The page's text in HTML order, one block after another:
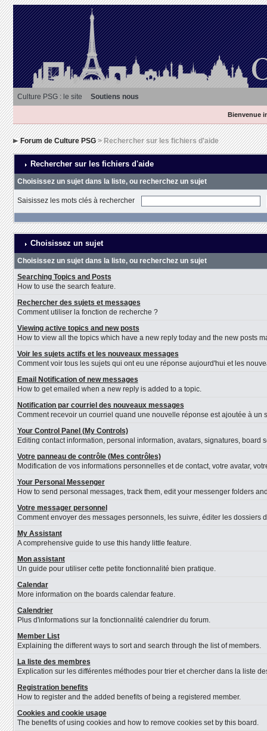
Culture PSG : le site Soutiens nous
Bienvenue
Forum de Culture PSG> Rechercher sur les fichiers d'aide
Rechercher sur les fichiers d'aide
Choisissez un sujet dans la liste, ou recherchez un sujet
Saisissez les mots clés à rechercher
Choisissez un sujet
Choisissez un sujet dans la liste, ou recherchez un sujet
Searching Topics and Posts
How to use the search feature.
Rechercher des sujets et messages
Comment utiliser la fonction de recherche ?
Viewing active topics and new posts
How to view all the topics which have a new reply today and the new posts
Voir les sujets actifs et les nouveaux messages
Comment voir tous les sujets qui ont eu une réponse aujourd'hui et les
Email Notification of new messages
How to get emailed when a new reply is added to a topic.
Notification par courriel des nouveaux messages
Comment recevoir un courriel quand une nouvelle réponse est ajoutée à un
Your Control Panel (My Controls)
Editing contact information, personal information, avatars, signatures, board
Votre panneau de contrôle (Mes contrôles)
Modification de vos informations personnelles et de contact, votre avatar,
Your Personal Messenger
How to send personal messages, track them, edit your messenger folders
Votre messager personnel
Comment envoyer des messages personnels, les suivre, éditer les dossiers
My Assistant
A comprehensive guide to use this handy little feature.
Mon assistant
Un guide pour utiliser cette petite fonctionnalité bien pratique.
Calendar
More information on the boards calendar feature.
Calendrier
Plus d'informations sur la fonctionnalité calendrier du forum.
Member List
Explaining the different ways to sort and search through the list of members.
La liste des membres
Explication sur les différentes méthodes pour trier et chercher dans la liste
Registration benefits
How to register and the added benefits of being a registered member.
Cookies and cookie usage
The benefits of using cookies and how to remove cookies set by this board.